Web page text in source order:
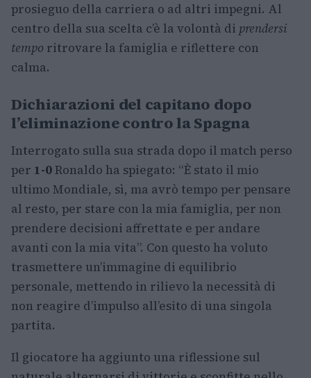
prosieguo della carriera o ad altri impegni. Al
centro della sua scelta c’è la volontà di prendersi
tempo ritrovare la famiglia e riflettere con
calma.
Dichiarazioni del capitano dopo
l’eliminazione contro la Spagna
Interrogato sulla sua strada dopo il match perso
per 1-0Ronaldo ha spiegato: “È stato il mio
ultimo Mondiale, sì, ma avrò tempo per pensare
al resto, per stare con la mia famiglia, per non
prendere decisioni affrettate e per andare
avanti con la mia vita”. Con questo ha voluto
trasmettere un’immagine di equilibrio
personale, mettendo in rilievo la necessità di
non reagire d’impulso all’esito di una singola
partita.
Il giocatore ha aggiunto una riflessione sul